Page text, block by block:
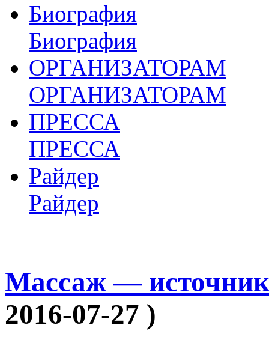
Биография
Биография
ОРГАНИЗАТОРАМ
ОРГАНИЗАТОРАМ
ПРЕССА
ПРЕССА
Райдер
Райдер
Массаж — источник
2016-07-27 )